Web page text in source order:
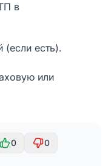
в
(если есть).
или
0
0